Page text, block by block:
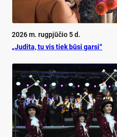
2026 m. rugpjūčio 5 d.
„Judita, tu vis tiek būsi garsi“